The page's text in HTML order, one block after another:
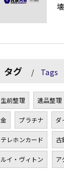
タグ Tags
生前整理 遺品整理
金 プラチナ ダ
テレホンカード 古
ルイ・ヴィトン ア